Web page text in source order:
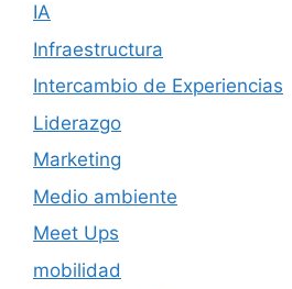
IA
Infraestructura
Intercambio de Experiencias
Liderazgo
Marketing
Medio ambiente
Meet Ups
mobilidad